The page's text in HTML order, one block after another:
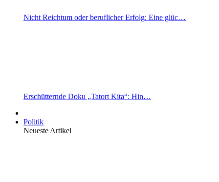
Nicht Reichtum oder beruflicher Erfolg: Eine glüc…
Erschütternde Doku „Tatort Kita“: Hin…
Politik
Neueste Artikel